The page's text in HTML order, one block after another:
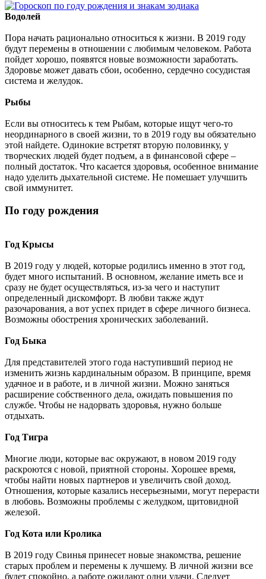
Водолей
Пора начать рационально относиться к жизни. В 2019 году
будут перемены в отношении с любимым человеком. Работа
пойдет хорошо, появятся новые возможности заработать.
Здоровье может давать сбои, особенно, сердечно сосудистая
система и желудок.
Рыбы
Если вы относитесь к тем Рыбам, которые ищут чего-то
неординарного в своей жизни, то в 2019 году вы обязательно
этой найдете. Одинокие встретят вторую половинку, у
творческих людей будет подъем, а в финансовой сфере –
полный достаток. Что касается здоровья, особенное внимание
надо уделить дыхательной системе. Не помешает улучшить
свой иммунитет.
По году рождения
Год Крысы
В 2019 году у людей, которые родились именно в этот год,
будет много испытаний. В основном, желание иметь все и
сразу не будет осуществляться, из-за чего и наступит
определенный дискомфорт. В любви также ждут
разочарования, а вот успех придет в сфере личного бизнеса.
Возможны обострения хронических заболеваний.
Год Быка
Для представителей этого года наступивший период не
изменить жизнь кардинальным образом. В принципе, время
удачное и в работе, и в личной жизни. Можно заняться
расширение собственного дела, ожидать повышения по
службе. Чтобы не надорвать здоровья, нужно больше
отдыхать.
Год Тигра
Многие люди, которые вас окружают, в новом 2019 году
раскроются с новой, приятной стороны. Хорошее время,
чтобы найти новых партнеров и увеличить свой доход.
Отношения, которые казались несерьезными, могут перерасти
в любовь. Возможны проблемы с желудком, щитовидной
железой.
Год Кота или Кролика
В 2019 году Свинья принесет новые знакомства, решение
старых проблем и перемены к лучшему. В личной жизни все
будет спокойно, а работе ожидают одни удачи. Следует